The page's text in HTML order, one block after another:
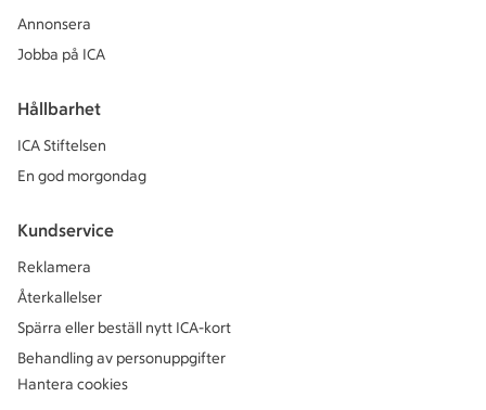
Annonsera
Jobba på ICA
Hållbarhet
ICA Stiftelsen
En god morgondag
Kundservice
Reklamera
Återkallelser
Spärra eller beställ nytt ICA-kort
Behandling av personuppgifter
Hantera cookies